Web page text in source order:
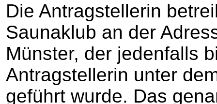
Die Antragstellerin
Saunaklub an der
Münster, der jedenfalls
Antragstellerin unter
geführt wurde. Das